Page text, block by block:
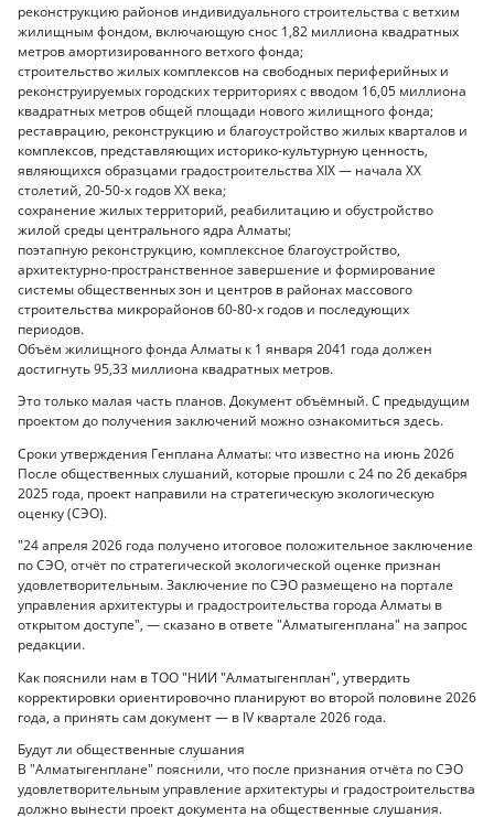
реконструкцию районов индивидуального строительства с ветхим
жилищным фондом, включающую снос 1,82 миллиона квадратных
метров амортизированного ветхого фонда;
строительство жилых комплексов на свободных периферийных и
реконструируемых городских территориях с вводом 16,05 миллиона
квадратных метров общей площади нового жилищного фонда;
реставрацию, реконструкцию и благоустройство жилых кварталов и
комплексов, представляющих историко-культурную ценность,
являющихся образцами градостроительства XIX — начала XX
столетий, 20-50-х годов XX века;
сохранение жилых территорий, реабилитацию и обустройство
жилой среды центрального ядра Алматы;
поэтапную реконструкцию, комплексное благоустройство,
архитектурно-пространственное завершение и формирование
системы общественных зон и центров в районах массового
строительства микрорайонов 60-80-х годов и последующих
периодов.
Объём жилищного фонда Алматы к 1 января 2041 года должен
достигнуть 95,33 миллиона квадратных метров.
Это только малая часть планов. Документ объёмный. С предыдущим
проектом до получения заключений можно ознакомиться здесь.
Сроки утверждения Генплана Алматы: что известно на июнь 2026
После общественных слушаний, которые прошли с 24 по 26 декабря
2025 года, проект направили на стратегическую экологическую
оценку (СЭО).
"24 апреля 2026 года получено итоговое положительное заключение
по СЭО, отчёт по стратегической экологической оценке признан
удовлетворительным. Заключение по СЭО размещено на портале
управления архитектуры и градостроительства города Алматы в
открытом доступе", — сказано в ответе "Алматыгенплана" на запрос
редакции.
Как пояснили нам в ТОО "НИИ "Алматыгенплан", утвердить
корректировки ориентировочно планируют во второй половине 2026
года, а принять сам документ — в IV квартале 2026 года.
Будут ли общественные слушания
В "Алматыгенплане" пояснили, что после признания отчёта по СЭО
удовлетворительным управление архитектуры и градостроительства
должно вынести проект документа на общественные слушания.